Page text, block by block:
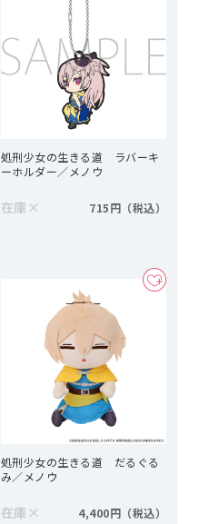
処刑少女の生きる道 ラバーキ
ーホルダー／メノウ
在庫 × 715円
処刑少女の生きる道 だるぐる
み／メノウ
在庫 × 4,400円